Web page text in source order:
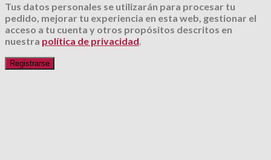
Tus datos personales se utilizarán para procesar tu
pedido, mejorar tu experiencia en esta web, gestionar el
acceso a tu cuenta y otros propósitos descritos en
nuestra política de privacidad.
Registrarse